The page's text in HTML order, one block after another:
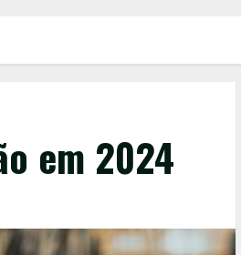
em 2024